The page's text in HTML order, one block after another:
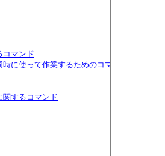
コマンド
に使って作業するためのコマンド
関するコマンド